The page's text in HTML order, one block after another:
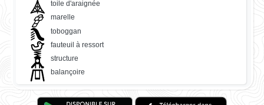
toile d'araignée
marelle
toboggan
fauteuil à ressort
structure
balançoire